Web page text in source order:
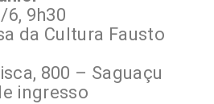
9h30
da Cultura Fausto
800 – Saguaçu
ingresso